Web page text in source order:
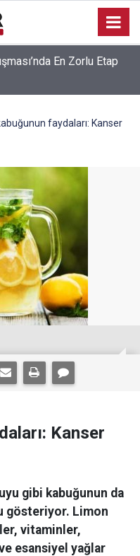
En Zorlu Etap
faydaları: Kanser
Kanser
gibi kabuğunun da
gösteriyor. Limon
vitaminler,
esansiyel yağlar